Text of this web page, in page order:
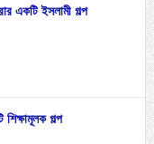
একটি ইসলামী গল্প
শিক্ষামূলক গল্প